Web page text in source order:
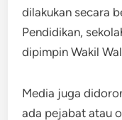
dilakukan secara
Pendidikan,
dipimpin Wakil
Media juga
ada pejabat atau